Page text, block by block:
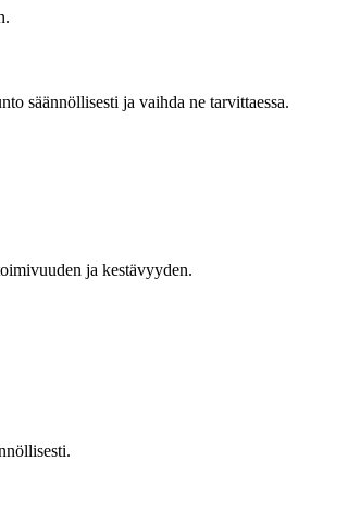
säännöllisesti ja vaihda ne tarvittaessa.
ja kestävyyden.